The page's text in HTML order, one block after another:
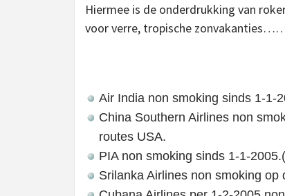
Hiermee is de onderdrukking van
voor verre, tropische
Air India non smoking sinds 1-1-
China Southern Airlines non
routes USA.
PIA non smoking sinds 1-1-
Srilanka Airlines non smoking